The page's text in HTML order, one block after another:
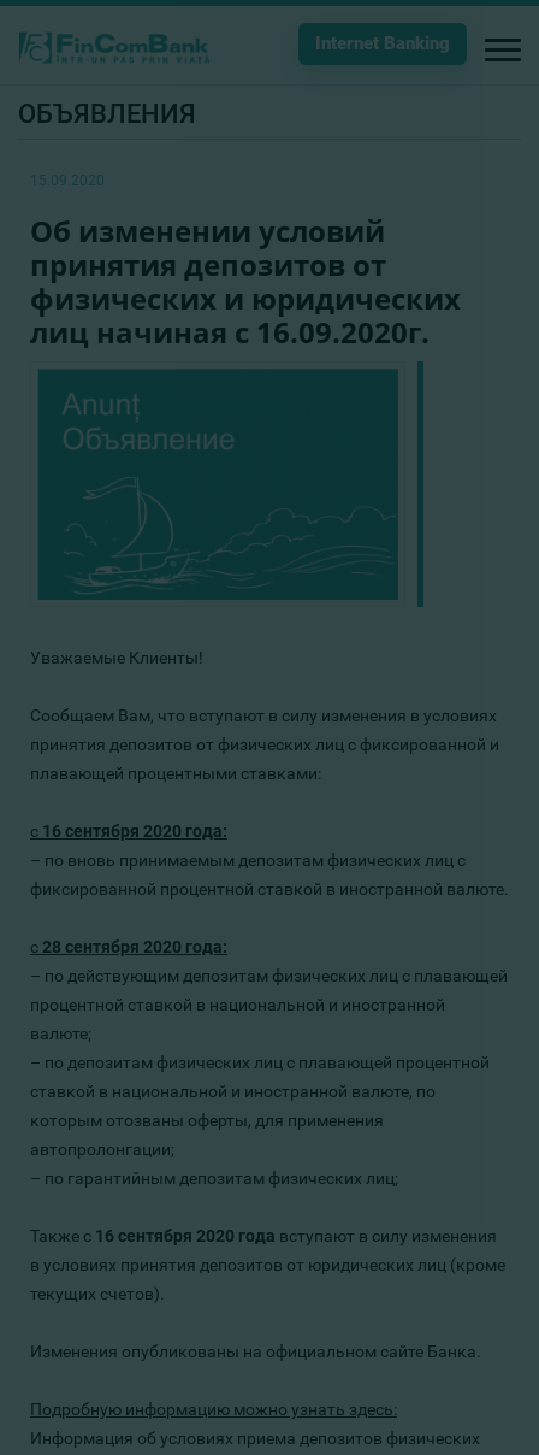
Internet Banking
ОБЪЯВЛЕНИЯ
15.09.2020
Об изменении условий
принятия депозитов от
физических и юридических
лиц начиная с 16.09.2020г.
Уважаемые Клиенты!
Сообщаем Вам, что вступают в силу изменения в условиях
принятия депозитов от физических лиц с фиксированной и
плавающей процентными ставками:
с 16 сентября 2020 года:
– по вновь принимаемым депозитам физических лиц с
фиксированной процентной ставкой в иностранной валюте.
с 28 сентября 2020 года:
– по действующим депозитам физических лиц с плавающей
процентной ставкой в национальной и иностранной
валюте;
– по депозитам физических лиц с плавающей процентной
ставкой в национальной и иностранной валюте , по
которым отозваны оферты, для применения
автопролонгации;
– по гарантийным депозитам физических лиц;
Также с 16 сентября 2020 года вступают в силу изменения
в условиях принятия депозитов от юридических лиц (кроме
текущих счетов).
Изменения опубликованы на официальном сайте Банка.
Подробную информацию можно узнать здесь:
Информация об условиях приема депозитов физических